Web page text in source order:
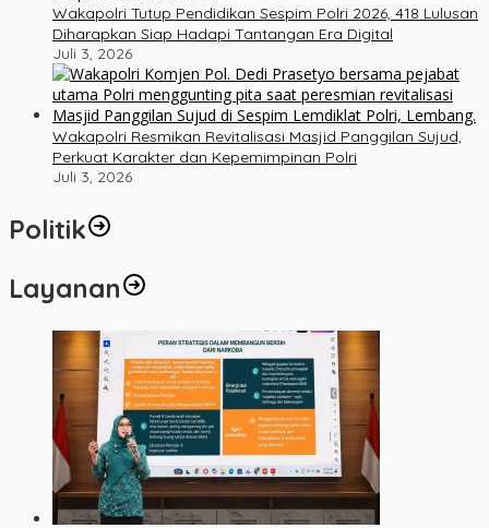
Wakapolri Tutup Pendidikan Sespim Polri 2026, 418 Lulusan
Diharapkan Siap Hadapi Tantangan Era Digital
Juli 3, 2026
Wakapolri Resmikan Revitalisasi Masjid Panggilan Sujud,
Perkuat Karakter dan Kepemimpinan Polri
Juli 3, 2026
Politik
Layanan